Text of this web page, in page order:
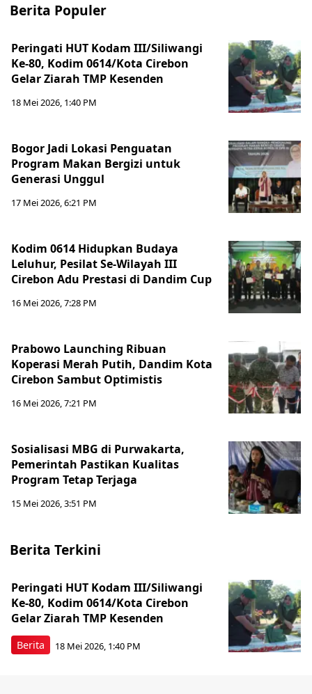
Berita Populer
Peringati HUT Kodam III/Siliwangi
Ke-80, Kodim 0614/Kota Cirebon
Gelar Ziarah TMP Kesenden
18 Mei 2026, 1:40 PM
Bogor Jadi Lokasi Penguatan
Program Makan Bergizi untuk
Generasi Unggul
17 Mei 2026, 6:21 PM
Kodim 0614 Hidupkan Budaya
Leluhur, Pesilat Se-Wilayah III
Cirebon Adu Prestasi di Dandim Cup
16 Mei 2026, 7:28 PM
Prabowo Launching Ribuan
Koperasi Merah Putih, Dandim Kota
Cirebon Sambut Optimistis
16 Mei 2026, 7:21 PM
Sosialisasi MBG di Purwakarta,
Pemerintah Pastikan Kualitas
Program Tetap Terjaga
15 Mei 2026, 3:51 PM
Berita Terkini
Berita
Peringati HUT Kodam III/Siliwangi
Ke-80, Kodim 0614/Kota Cirebon
Gelar Ziarah TMP Kesenden
18 Mei 2026, 1:40 PM